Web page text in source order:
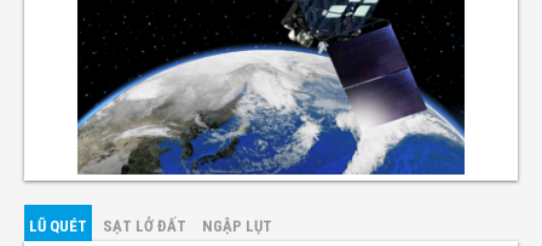
LŨ QUÉT SẠT LỞ ĐẤT NGẬP LỤT